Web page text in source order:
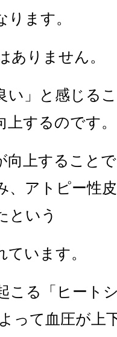
ます。
ありません。
い」と感じる
するのです。
向上すること
、アトピー性
という
います。
こる「ヒート
って血圧が上